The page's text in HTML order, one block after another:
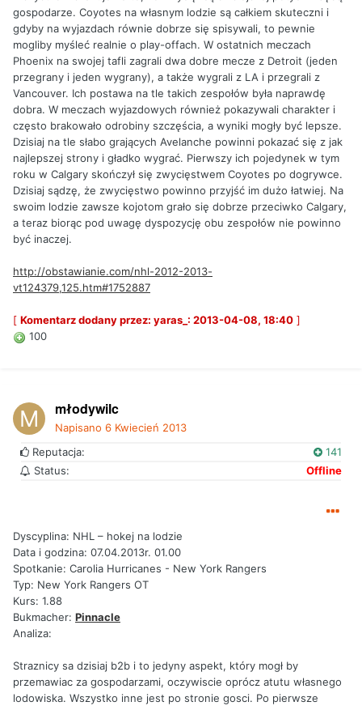
gospodarze. Coyotes na własnym lodzie są całkiem skuteczni i
gdyby na wyjazdach równie dobrze się spisywali, to pewnie
mogliby myśleć realnie o play-offach. W ostatnich meczach
Phoenix na swojej tafli zagrali dwa dobre mecze z Detroit (jeden
przegrany i jeden wygrany), a także wygrali z LA i przegrali z
Vancouver. Ich postawa na tle takich zespołów była naprawdę
dobra. W meczach wyjazdowych również pokazywali charakter i
często brakowało odrobiny szczęścia, a wyniki mogły być lepsze.
Dzisiaj na tle słabo grających Avelanche powinni pokazać się z jak
najlepszej strony i gładko wygrać. Pierwszy ich pojedynek w tym
roku w Calgary skończył się zwycięstwem Coyotes po dogrywce.
Dzisiaj sądzę, że zwycięstwo powinno przyjść im dużo łatwiej. Na
swoim lodzie zawsze kojotom grało się dobrze przeciwko Calgary,
a teraz biorąc pod uwagę dyspozycję obu zespołów nie powinno
być inaczej.
http://obstawianie.com/nhl-2012-2013-
vt124379,125.htm#1752887
[ Komentarz dodany przez: yaras_: 2013-04-08, 18:40 ]
100
młodywilc
Napisano 6 Kwiecień 2013
Reputacja:
141
Status:
Offline
Dyscyplina: NHL – hokej na lodzie
Data i godzina: 07.04.2013r. 01.00
Spotkanie: Carolia Hurricanes - New York Rangers
Typ: New York Rangers OT
Kurs: 1.88
Bukmacher: Pinnacle
Analiza:
Straznicy sa dzisiaj b2b i to jedyny aspekt, który mogł by
przemawiac za gospodarzami, oczywiscie oprócz atutu własnego
lodowiska. Wszystko inne jest po stronie gosci. Po pierwsze